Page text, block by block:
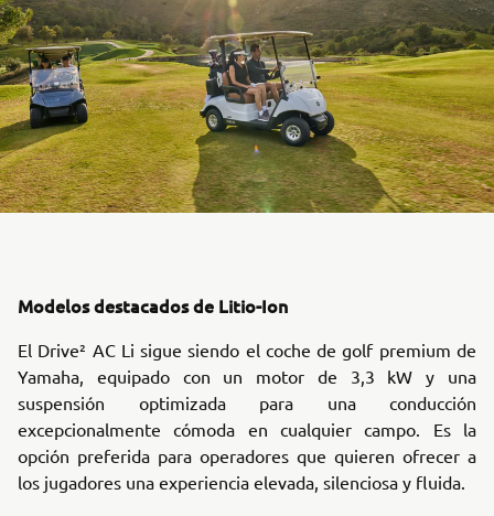
Modelos destacados de Litio-Ion
El Drive² AC Li sigue siendo el coche de golf premium de
Yamaha, equipado con un motor de 3,3 kW y una
suspensión optimizada para una conducción
excepcionalmente cómoda en cualquier campo. Es la
opción preferida para operadores que quieren ofrecer a
los jugadores una experiencia elevada, silenciosa y fluida.